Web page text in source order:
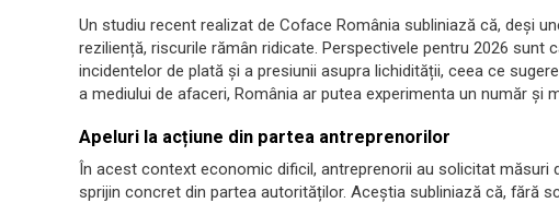
Un studiu recent realizat de Coface România subliniază că, deși
reziliență, riscurile rămân ridicate. Perspectivele pentru 2026 sunt
incidentelor de plată și a presiunii asupra lichidității, ceea ce
a mediului de afaceri, România ar putea experimenta un număr și
Apeluri la acțiune din partea antreprenorilor
În acest context economic dificil, antreprenorii au solicitat măsuri
sprijin concret din partea autorităților. Aceștia subliniază că, fără